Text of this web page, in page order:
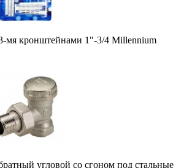
мя кронштейнами 1"-3/4 Millennium
угловой со сгоном под стальные